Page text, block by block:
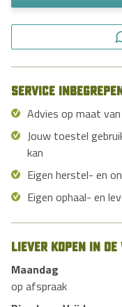
Service
Advies op maat
Jouw toestel
kan
Eigen herstel- en
Eigen ophaal- en
Liever kopen in
Maandag
op afspraak